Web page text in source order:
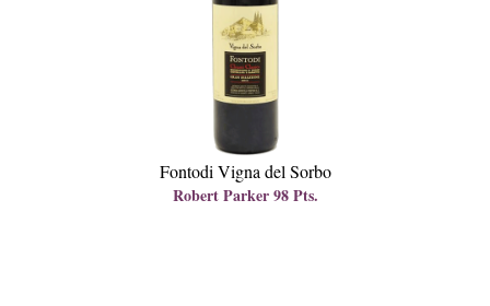
Fontodi Vigna del Sorbo
Robert Parker 98 Pts.